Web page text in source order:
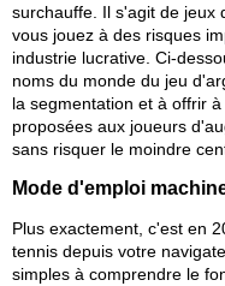
surchauffe. Il s'agit de jeux
vous jouez à des risques
industrie lucrative. Ci-
noms du monde du jeu
la segmentation et à offrir
proposées aux joueurs
sans risquer le moindre
Mode d'emploi
Plus exactement, c'est en
tennis depuis votre
simples à comprendre le